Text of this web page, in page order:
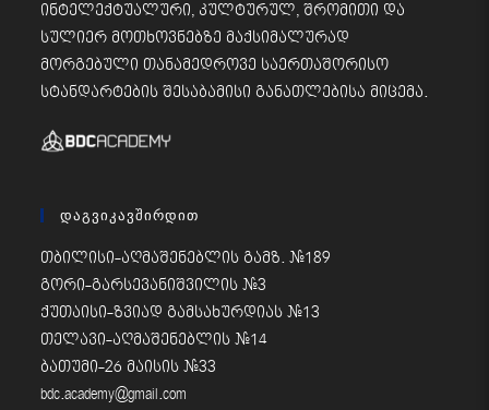
ინტელექტუალური, კულტურულ, შრომითი და
სულიერ მოთხოვნებზე მაქსიმალურად
მორგებული თანამედროვე საერთაშორისო
სტანდარტების შესაბამისი განათლებისა მიცემა.
Დაგვიკავშირდით
თბილისი-აღმაშენებლის გამზ. #189
გორი-გარსევანიშვილის #3
ქუთაისი-ზვიად გამსახურდიას #13
თელავი-აღმაშენებლის #14
ბათუმი-26 მაისის #33
bdc.academy@gmail.com